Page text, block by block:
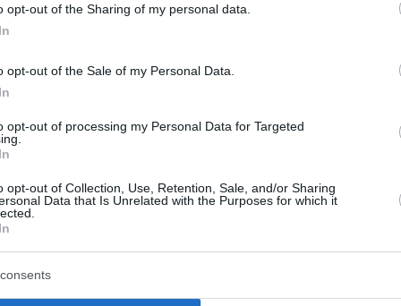
opt-out of the Sharing of my personal data.
opt-out of the Sale of my Personal Data.
opt-out of processing my Personal Data for Targeted
opt-out of Collection, Use, Retention, Sale, and/or Sharing
Data that Is Unrelated with the Purposes for which it
11 υστερεί σε τόλμη, μαγεύει
του καινοτομίες - Ανεξήγητα, το αρχέτυπο
κινητό που κάποτε άλλαξε τον κόσμο, παραμένει
40
Καν'τε το εικόνα σε «τιμή